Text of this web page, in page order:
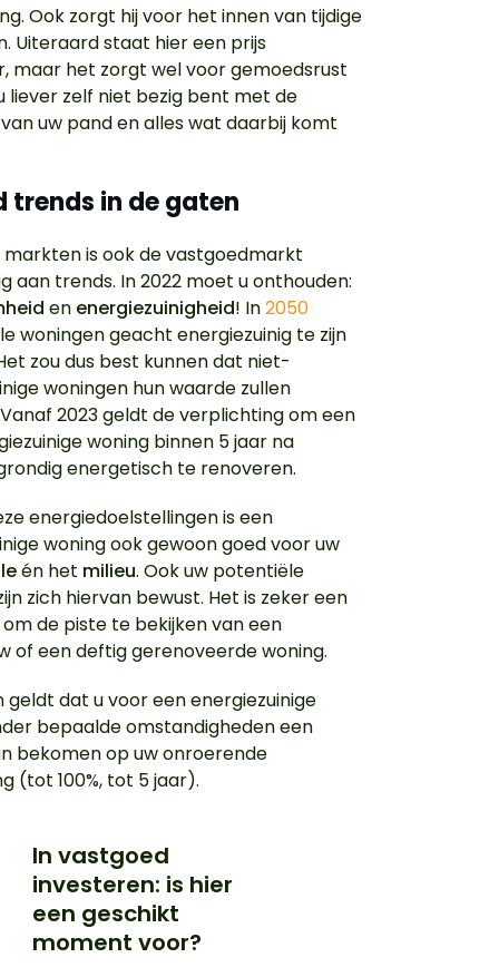
Ook zorgt hij voor het innen van tijdige
Uiteraard staat hier een prijs
maar het zorgt wel voor gemoedsrust
liever zelf niet bezig bent met de
uw pand en alles wat daarbij komt
trends in de gaten
markten is ook de vastgoedmarkt
aan trends. In 2022 moet u onthouden:
en energiezuinigheid! In2050
woningen geacht energiezuinig te zijn
zou dus best kunnen dat niet-
woningen hun waarde zullen
2023 geldt de verplichting om een
woning binnen 5 jaar na
energetisch te renoveren.
energiedoelstellingen is een
woning ook gewoon goed voor uw
én het milieu. Ook uw potentiële
zich hiervan bewust. Het is zeker een
de piste te bekijken van een
of een deftig gerenoveerde woning.
geldt dat u voor een energiezuinige
bepaalde omstandigheden een
bekomen op uw onroerende
(tot 100%, tot 5 jaar).
In vastgoed
investeren: is hier
een geschikt
moment voor?